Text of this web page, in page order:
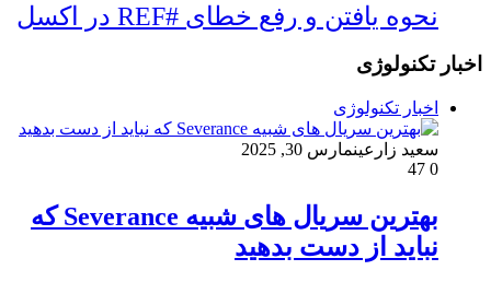
نحوه یافتن و رفع خطای #REF در اکسل
اخبار تکنولوژی
اخبار تکنولوژی
سعید زارعینمارس 30, 2025
0
بهترین سریال های شبیه Severance که
نباید از دست بدهید